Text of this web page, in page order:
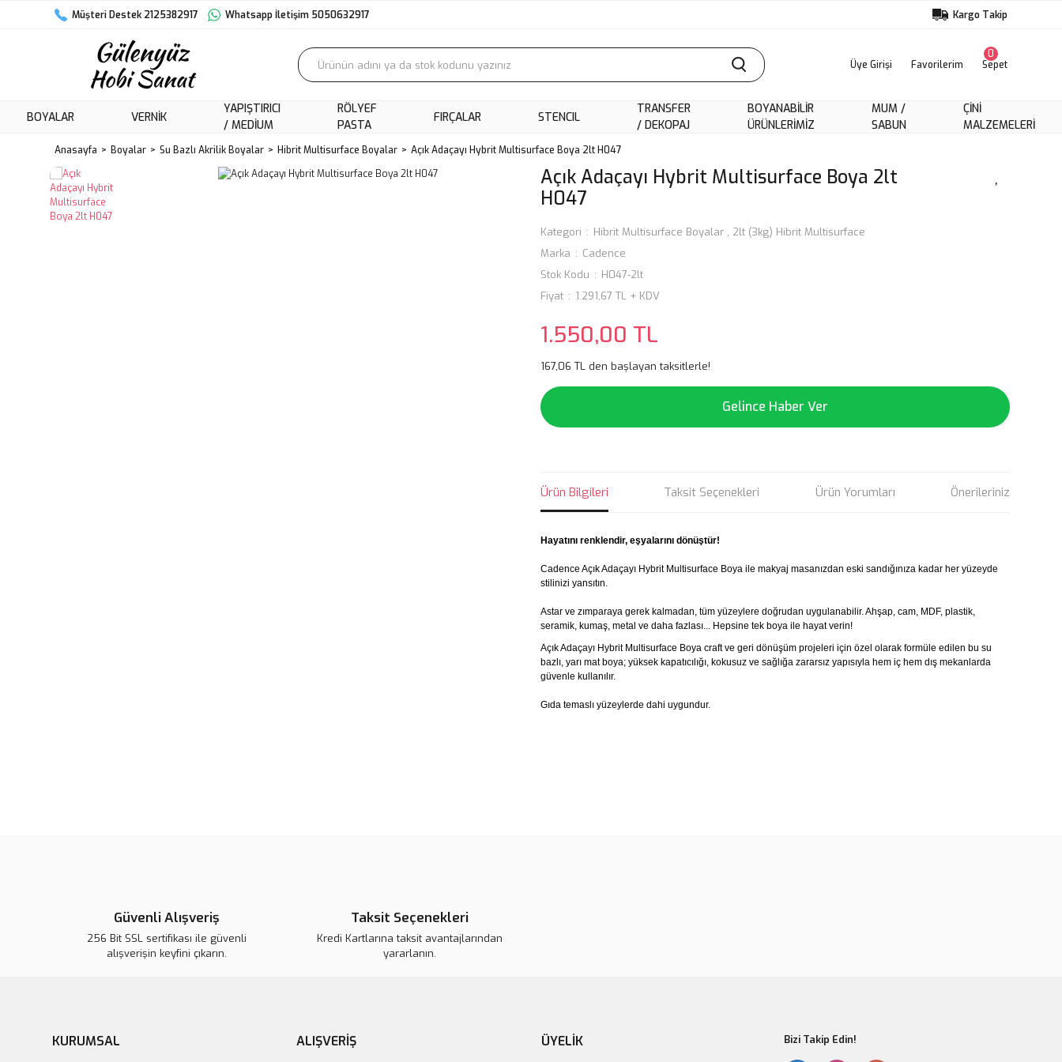
Müşteri Destek 2125382917 Whatsapp İletişim 5050632917 Kargo Takip
Üye Girişi Favorilerim Sepet
0
BOYALAR VERNIK
YAPIŞTIRICI
/ MEDIUM
RÖLYEF
PASTA
FIRÇALAR STENCIL
TRANSFER
/ DEKOPAJ
BOYANABILIR
ÜRÜNLERIMIZ
MUM /
SABUN
ÇINI
MALZEMELERI
Anasayfa Boyalar Su Bazlı Akrilik Boyalar Hibrit Multisurface Boyalar Açık Adaçayı Hybrit Multisurface Boya 2lt H047
Açık Adaçayı Hybrit Multisurface Boya 2lt
H047
Kategori Hibrit Multisurface Boyalar , 2lt (3kg) Hibrit Multisurface
Marka
Cadence
Stok Kodu
H047-2lt
Fiyat
1.291,67 TL + KDV
1.550,00 TL
167,06 TL den başlayan taksitlerle!
Gelince Haber Ver
Ürün Bilgileri Taksit Seçenekleri Ürün Yorumları Önerileriniz
Hayatını renklendir, eşyalarını dönüştür!
Cadence Açık Adaçayı Hybrit Multisurface Boya ile makyaj masanızdan eski sandığınıza kadar her yüzeyde
stilinizi yansıtın.
Astar ve zımparaya gerek kalmadan, tüm yüzeylere doğrudan uygulanabilir. Ahşap, cam, MDF, plastik,
seramik, kumaş, metal ve daha fazlası... Hepsine tek boya ile hayat verin!
Açık Adaçayı Hybrit Multisurface Boya craft ve geri dönüşüm projeleri için özel olarak formüle edilen bu su
bazlı, yarı mat boya; yüksek kapatıcılığı, kokusuz ve sağlığa zararsız yapısıyla hem iç hem dış mekanlarda
güvenle kullanılır.
Gıda temaslı yüzeylerde dahi uygundur.
Gönder
Güvenli Alışveriş
256 Bit SSL sertifikası ile güvenli
alışverişin keyfini çıkarın.
Taksit Seçenekleri
Kredi Kartlarına taksit avantajlarından
yararlanın.
KURUMSAL ALIŞVERİŞ ÜYELİK Bizi Takip Edin!